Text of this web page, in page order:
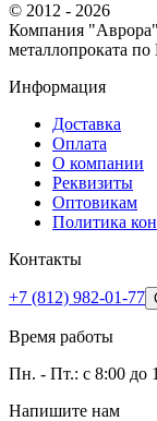
© 2012 - 2026
Компания
металлопроката
Информация
Доставка
Оплата
О компании
Реквизиты
Оптовикам
Политика
Контакты
+7 (812) 982-01-77
Время работы
Пн. - Пт.: с 8:00 до
Напишите нам